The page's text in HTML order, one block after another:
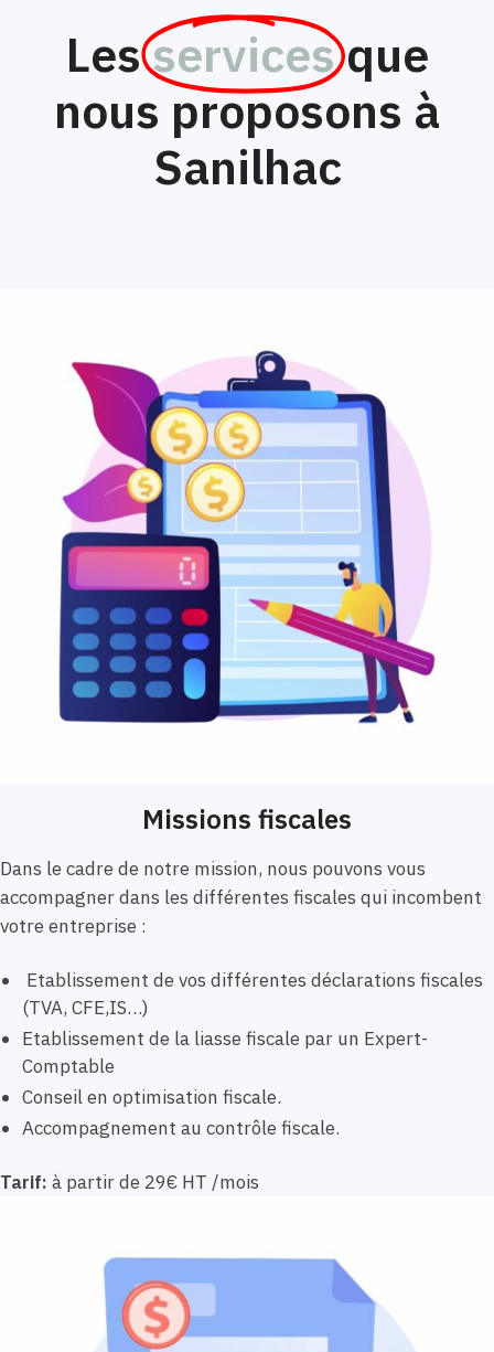
Lesservices que
nous proposons à
Sanilhac
Missions fiscales
Dans le cadre de notre mission, nous pouvons vous
accompagner dans les différentes fiscales qui incombent
votre entreprise :
Etablissement de vos différentes déclarations fiscales
(TVA, CFE,IS…)
Etablissement de la liasse fiscale par un Expert-
Comptable
Conseil en optimisation fiscale.
Accompagnement au contrôle fiscale.
Tarif: à partir de 29€ HT /mois